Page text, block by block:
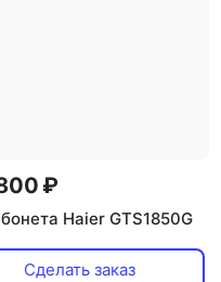
₽
Haier GTS1850G
Сделать заказ